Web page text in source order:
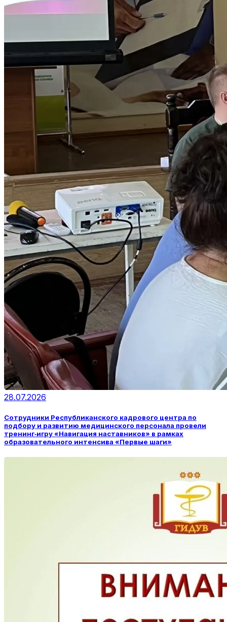
28.07.2026
Сотрудники Республиканского кадрового центра по
подбору и развитию медицинского персонала провели
тренинг‑игру «Навигация наставников» в рамках
образовательного интенсива «Первые шаги»